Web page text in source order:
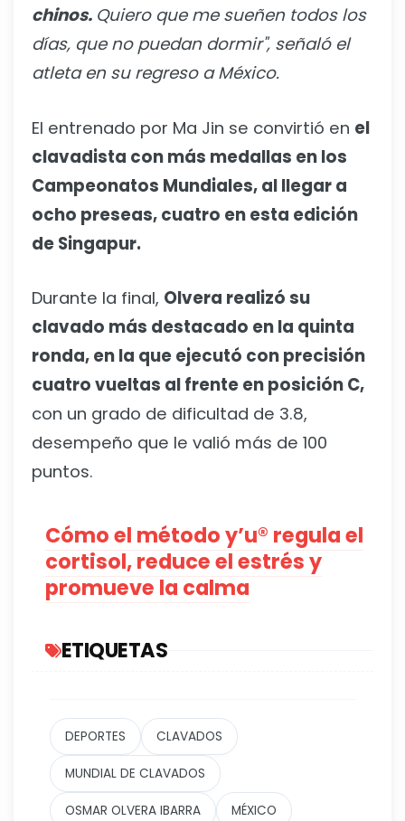
chinos. Quiero que me sueñen todos los
días, que no puedan dormir", señaló el
atleta en su regreso a México.
El entrenado por Ma Jin se convirtió en el
clavadista con más medallas en los
Campeonatos Mundiales, al llegar a
ocho preseas, cuatro en esta edición
de Singapur.
Durante la final, Olvera realizó su
clavado más destacado en la quinta
ronda, en la que ejecutó con precisión
cuatro vueltas al frente en posición C,
con un grado de dificultad de 3.8,
desempeño que le valió más de 100
puntos.
Cómo el método y’u®️ regula el
cortisol, reduce el estrés y
promueve la calma
ETIQUETAS
DEPORTES CLAVADOS
MUNDIAL DE CLAVADOS
OSMAR OLVERA IBARRA MÉXICO